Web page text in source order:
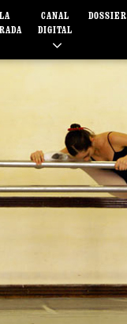
LA
CANAL
DIGITAL
DOSSIER